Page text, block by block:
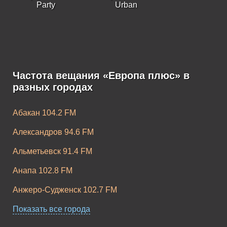
Party Urban
Европа Плюс K-
Pop
Частота вещания «Европа плюс» в
разных городах
Абакан 104.2 FM
Александров 94.6 FM
Альметьевск 91.4 FM
Анапа 102.8 FM
Анжеро-Судженск 102.7 FM
Апатиты 104.2 FM
Показать все города